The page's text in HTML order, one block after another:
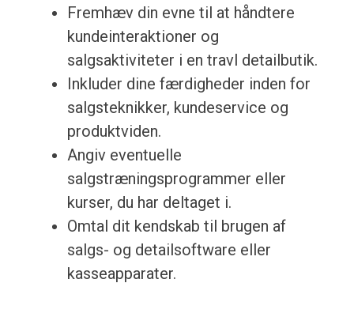
Fremhæv din evne til at håndtere
kundeinteraktioner og
salgsaktiviteter i en travl detailbutik.
Inkluder dine færdigheder inden for
salgsteknikker, kundeservice og
produktviden.
Angiv eventuelle
salgstræningsprogrammer eller
kurser, du har deltaget i.
Omtal dit kendskab til brugen af
salgs- og detailsoftware eller
kasseapparater.